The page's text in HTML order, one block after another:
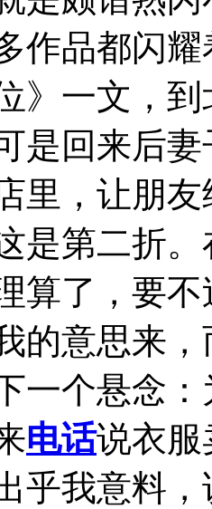
作品都闪
一文，到
是回来后
里，让朋
是第二折
算了，要
的意思来
一个悬念
电话说衣服
乎我意料